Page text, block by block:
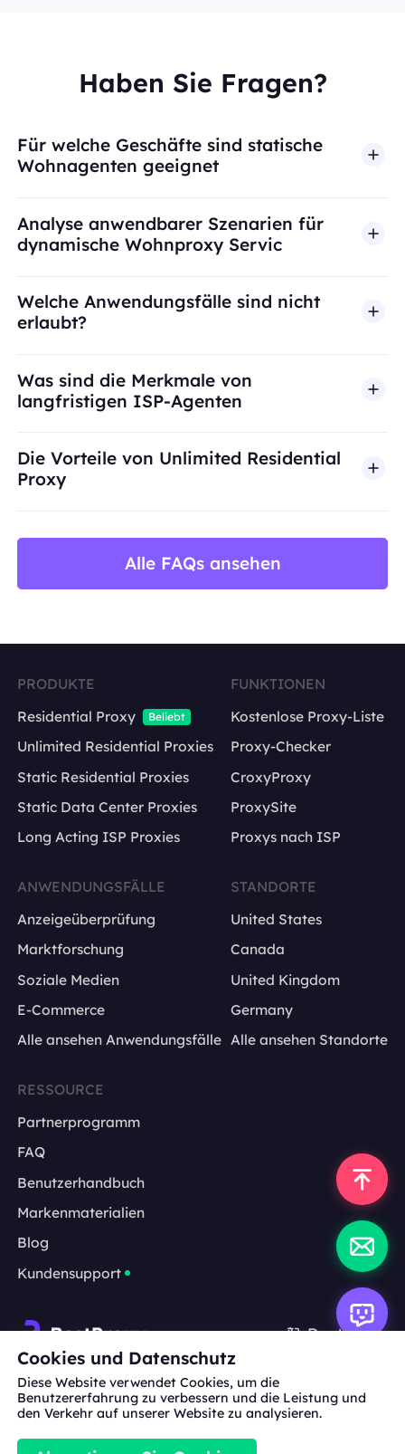
Haben Sie Fragen?
Für welche Geschäfte sind statische
Wohnagenten geeignet
Analyse anwendbarer Szenarien für
dynamische Wohnproxy Servic
Welche Anwendungsfälle sind nicht
erlaubt?
BestProxy unterstützt keinen Betrug, Spam,
Was sind die Merkmale von
langfristigen ISP-Agenten
Die Vorteile von Unlimited Residential
Proxy
Alle FAQs ansehen
PRODUKTE
Residential Proxy
Beliebt
Unlimited Residential Proxies
Static Residential Proxies
Static Data Center Proxies
Long Acting ISP Proxies
FUNKTIONEN
Kostenlose Proxy-Liste
Proxy-Checker
CroxyProxy
ProxySite
Proxys nach ISP
ANWENDUNGSFÄLLE
Anzeigeüberprüfung
Marktforschung
Soziale Medien
E-Commerce
Alle ansehen Anwendungsfälle
STANDORTE
United States
Canada
United Kingdom
Germany
Alle ansehen Standorte
RESSOURCE
Partnerprogramm
FAQ
Benutzerhandbuch
Markenmaterialien
Blog
Kundensupport
Deutsch
Zusammenarbeit:michael.wang@bestproxy.com
Cookies und Datenschutz
Diese Website verwendet Cookies, um die
Benutzererfahrung zu verbessern und die Leistung und
den Verkehr auf unserer Website zu analysieren.